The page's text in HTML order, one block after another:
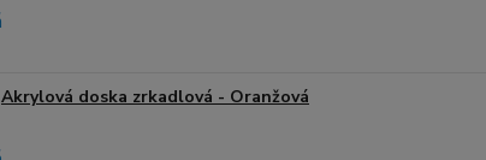
Akrylová doska zrkadlová - Oranžová